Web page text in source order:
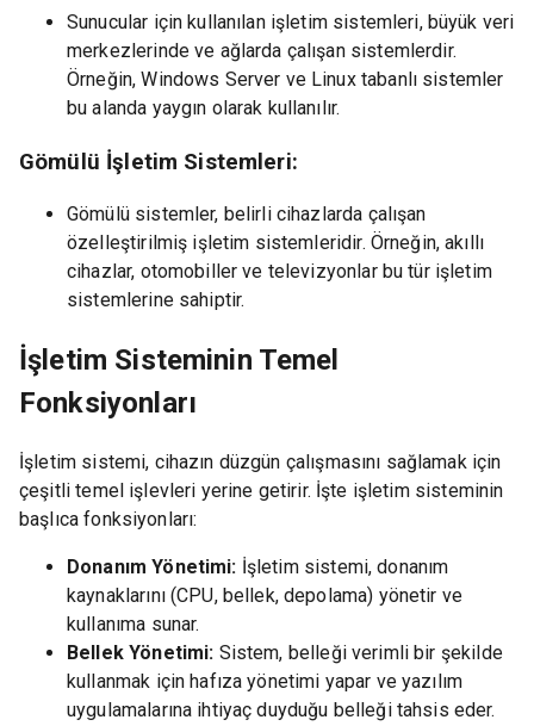
Sunucular için kullanılan işletim sistemleri, büyük veri
merkezlerinde ve ağlarda çalışan sistemlerdir.
Örneğin, Windows Server ve Linux tabanlı sistemler
bu alanda yaygın olarak kullanılır.
Gömülü İşletim Sistemleri:
Gömülü sistemler, belirli cihazlarda çalışan
özelleştirilmiş işletim sistemleridir. Örneğin, akıllı
cihazlar, otomobiller ve televizyonlar bu tür işletim
sistemlerine sahiptir.
İşletim Sisteminin Temel
Fonksiyonları
İşletim sistemi, cihazın düzgün çalışmasını sağlamak için
çeşitli temel işlevleri yerine getirir. İşte işletim sisteminin
başlıca fonksiyonları:
Donanım Yönetimi: İşletim sistemi, donanım
kaynaklarını (CPU, bellek, depolama) yönetir ve
kullanıma sunar.
Bellek Yönetimi: Sistem, belleği verimli bir şekilde
kullanmak için hafıza yönetimi yapar ve yazılım
uygulamalarına ihtiyaç duyduğu belleği tahsis eder.